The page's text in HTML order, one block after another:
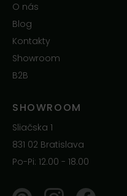
O nás
Blog
Kontakty
Showroom
B2B
SHOWROOM
Sliačska 1
831 02 Bratislava
Po-Pi: 12.00 - 18.00